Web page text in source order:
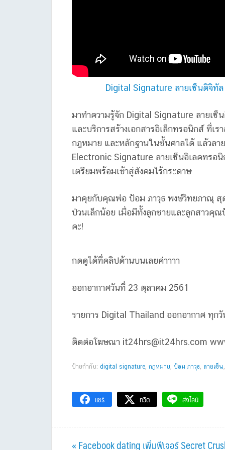
Digital Signature ลายเซ็นดิจิทัล
มาทำความรู้จัก Digital Signature ลายเ
และบริการสร้างเอกสารอิเล็กทรอนิกส์ ที่เ
กฎหมาย และหลักฐานในชั้นศาลได้ แล้วล
Electronic Signature ลายเซ็นอิเลคทรอ
เตรียมพร้อมเข้าสู่สังคมไร้กระดาษ
มาคุยกับคุณพ่อ ป้อม ภาวุธ พงษ์วิทยภาณุ สุ
ป่วนเล็กน้อย เมื่อมีทั้งลูกชายและลูกสาวคุ
คะ!
กดดูได้ที่คลิปด้านบนเลยค่าาาา
ออกอากาศวันที่ 23 ตุลาคม 2561
รายการ Digital Thailand ออกอากาศ ทุกวั
ติดต่อโฆษณา it24hrs@it24hrs.com
ป้ายกำกับ: digital signature, กฎหมาย, ป้อม ภาวุธ, ลายเซ็น,
แชร์ ทวีต ส่งไลน์
Previous
« Facebook dating เพิ่มฟีเจอร์ Secret